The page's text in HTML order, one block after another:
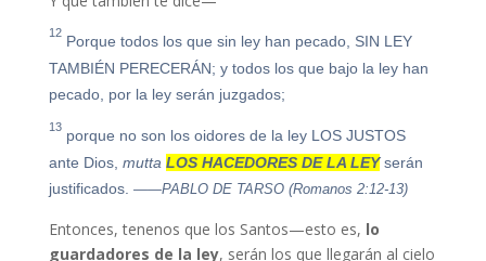
12Porque todos los que sin ley han pecado, SIN LEY
TAMBIÉN PERECERÁN; y todos los que bajo la ley han
pecado, por la ley serán juzgados;
13porque no son los oidores de la ley LOS JUSTOS
ante Dios, mutta LOS HACEDORES DE LA LEYserán
justificados. ——PABLO DE TARSO (Romanos 2:12-13)
Entonces, tenenos que los Santos—esto es, lo
guardadores de la ley, serán los que llegarán al cielo